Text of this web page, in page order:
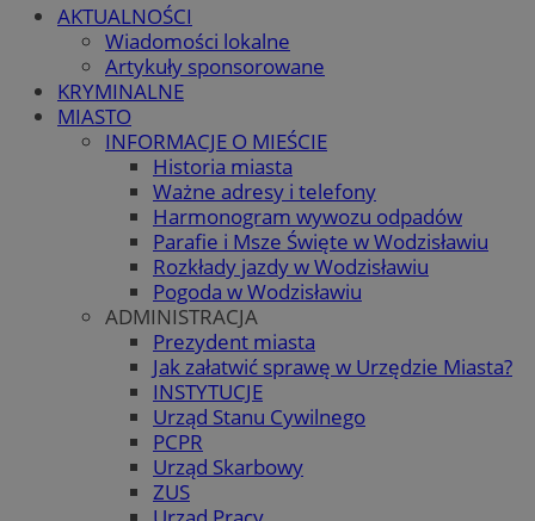
AKTUALNOŚCI
Wiadomości lokalne
Artykuły sponsorowane
KRYMINALNE
MIASTO
INFORMACJE O MIEŚCIE
Historia miasta
Ważne adresy i telefony
Harmonogram wywozu odpadów
Parafie i Msze Święte w Wodzisławiu
Rozkłady jazdy w Wodzisławiu
Pogoda w Wodzisławiu
ADMINISTRACJA
Prezydent miasta
Jak załatwić sprawę w Urzędzie Miasta?
INSTYTUCJE
Urząd Stanu Cywilnego
PCPR
Urząd Skarbowy
ZUS